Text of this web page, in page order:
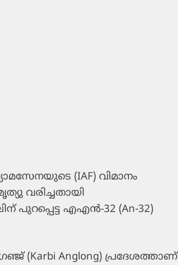
(IAF) വിമാനം
വരിച്ചതായി
പുറപ്പെട്ട എഎൻ-32 (An-32)
(Karbi Anglong) പ്രദേശത്താണ്